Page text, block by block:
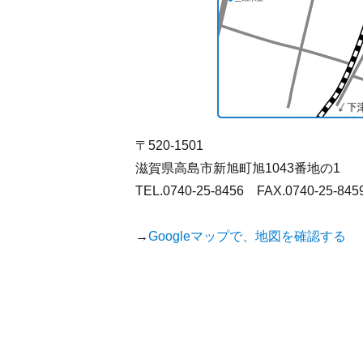
〒520-1501
滋賀県高島市新旭町旭1043番地の1
TEL.0740-25-8456 FAX.0740-25-
→Googleマップで、地図を確認する